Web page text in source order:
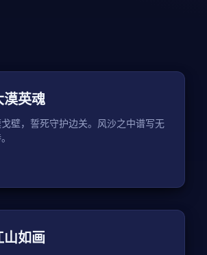
漠英魂
壁，誓死守护边关。风沙之中谱写无
49分钟 / 集
山如画